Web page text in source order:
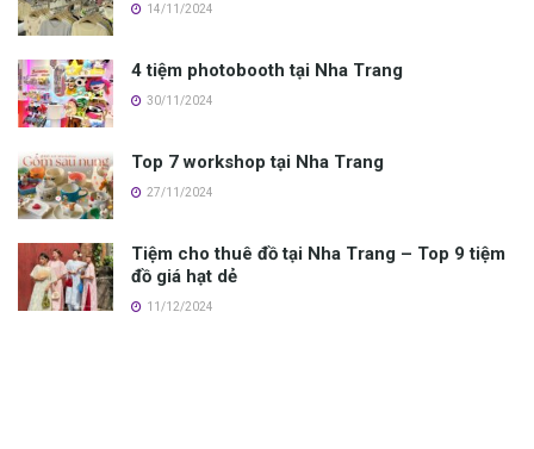
14/11/2024
4 tiệm photobooth tại Nha Trang
30/11/2024
Top 7 workshop tại Nha Trang
27/11/2024
Tiệm cho thuê đồ tại Nha Trang – Top 9 tiệm
đồ giá hạt dẻ
11/12/2024